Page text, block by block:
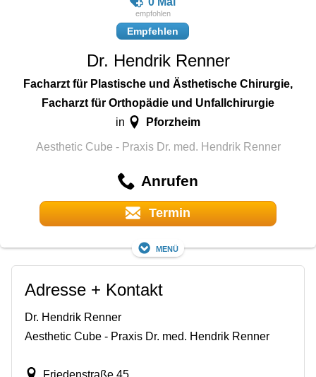
Empfehlen
Dr. Hendrik Renner
Facharzt für Plastische und Ästhetische Chirurgie,
Facharzt für Orthopädie und Unfallchirurgie
in Pforzheim
Aesthetic Cube - Praxis Dr. med. Hendrik Renner
Anrufen
Termin
Menü
Adresse + Kontakt
Dr. Hendrik Renner
Aesthetic Cube - Praxis Dr. med. Hendrik Renner
Friedenstraße 45